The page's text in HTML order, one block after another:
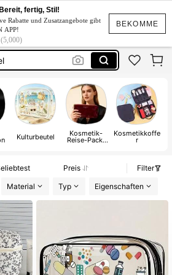
BEKOMME
fertig, Stil!
Rabatte und Zusatzangebote gibt
APP!
(5,000)
Damen
Kulturbeutel Kosmetik-
Reise-Pack-
Kosmetikkoffe
r
Preis
Filter
Material Typ Eigenschaften